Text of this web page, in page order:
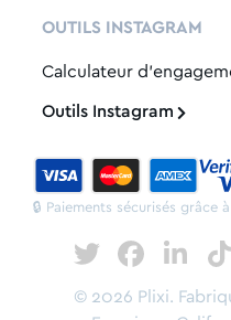
OUTILS INSTAGRAM
Calculateur
Outils Instagram
🔒 Paiements sécurisés grâce à
© 2026 Plixi.
Plixi
sur
Plixi
sur
Plixi
sur